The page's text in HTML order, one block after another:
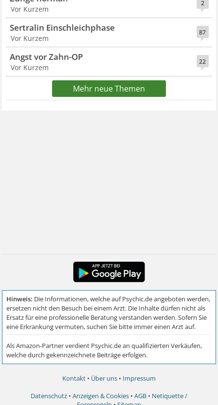
2
Vor Kurzem
87
Sertralin Einschleichphase
Vor Kurzem
22
Angst vor Zahn-OP
Vor Kurzem
Mehr neue Themen
Kontakt • Über uns • Impressum
Datenschutz • Anzeigen & Cookies • AGB • Netiquette /